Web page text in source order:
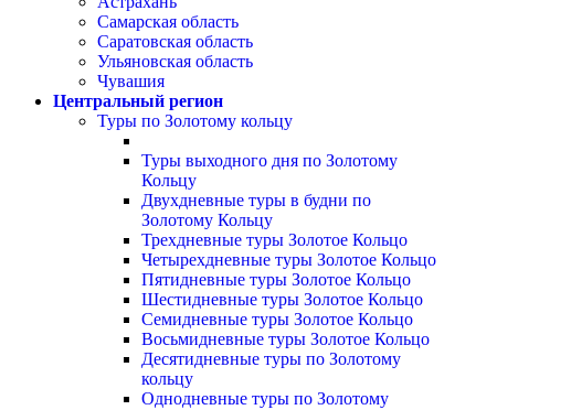
Самарская область
Саратовская область
Ульяновская область
Чувашия
Центральный регион
Туры по Золотому кольцу
Туры выходного дня по Золотому
Кольцу
Двухдневные туры в будни по
Золотому Кольцу
Трехдневные туры Золотое Кольцо
Четырехдневные туры Золотое Кольцо
Пятидневные туры Золотое Кольцо
Шестидневные туры Золотое Кольцо
Семидневные туры Золотое Кольцо
Восьмидневные туры Золотое Кольцо
Десятидневные туры по Золотому
кольцу
Однодневные туры по Золотому